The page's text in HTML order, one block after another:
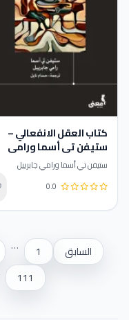
كتاب العقل الانفعالي –
ستيفن تي أسما ورامي
جابرييل
ستيفن تي أسما ورامي جابرييل
تقييم 0.0 من 5 0.0
السابق 1
…
111